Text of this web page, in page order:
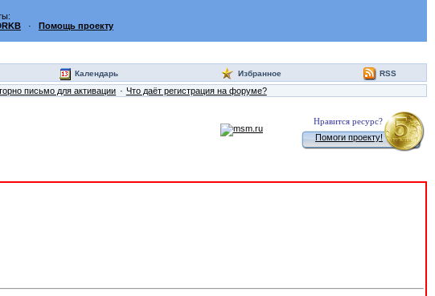
· Помощь проекту
Календарь Избранное RSS
письмо для активации Что даёт регистрация на форуме?
Нравится ресурс?
Помоги проекту!